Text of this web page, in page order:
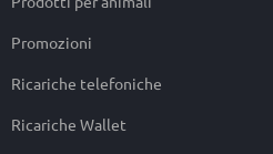
Promozioni
Ricariche telefoniche
Ricariche Wallet